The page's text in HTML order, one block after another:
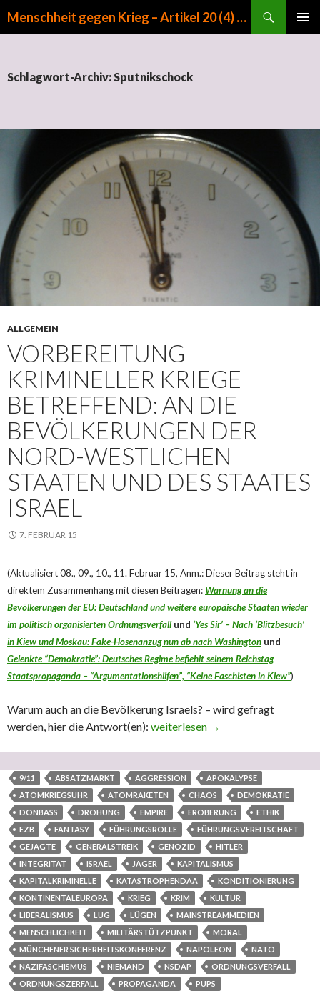
Menschheit gegen Krieg – Artikel 20 (4) GG
Schlagwort-Archiv: Sputnikschock
ALLGEMEIN
VORBEREITUNG
KRIMINELLER KRIEGE
BETREFFEND: AN DIE
BEVÖLKERUNGEN DER
NORD-WESTLICHEN
STAATEN UND DES STAATES
ISRAEL
7. FEBRUAR 15
(Aktualisiert 08., 09., 10., 11. Februar 15, Anm.: Dieser Beitrag steht in
direktem Zusammenhang mit diesen Beiträgen: Warnung an die
Bevölkerungen der EU: Deutschland und weitere europäische Staaten wieder
im politisch organisierten Ordnungsverfallund ‘Yes Sir’ – Nach ‘Blitzbesuch’
in Kiew und Moskau: Fake-Hosenanzug nun ab nach Washington und
Gelenkte “Demokratie”: Deutsches Regime befiehlt seinem Reichstag
Staatspropaganda – “Argumentationshilfen”, “Keine Faschisten in Kiew”)
Warum auch an die Bevölkerung Israels? – wird gefragt
werden, hier die Antwort(en): Vorbereitung krimineller Kriege
weiterlesen →
9/11 ABSATZMARKT AGGRESSION
APOKALYPSE
ATOMKRIEGSUHR
ATOMRAKETEN CHAOS
DEMOKRATIE
DONBASS
DROHUNG EMPIRE EROBERUNG
ETHIK
EZB
FANTASY FÜHRUNGSROLLE
FÜHRUNGSVEREITSCHAFT
GEJAGTE
GENERALSTREIK GENOZID
HITLER
INTEGRITÄT
ISRAEL JÄGER
KAPITALISMUS
KAPITALKRIMINELLE
KATASTROPHENDAA
KONDITIONIERUNG
KONTINENTALEUROPA
KRIEG KRIM
KULTUR
LIBERALISMUS
LUG LÜGEN
MAINSTREAMMEDIEN
MENSCHLICHKEIT
MILITÄRSTÜTZPUNKT
MORAL
MÜNCHENER SICHERHEITSKONFERENZ
NAPOLEON
NATO
NAZIFASCHISMUS
NIEMAND NSDAP
ORDNUNGSVERFALL
ORDNUNGSZERFALL
PROPAGANDA
PUPS